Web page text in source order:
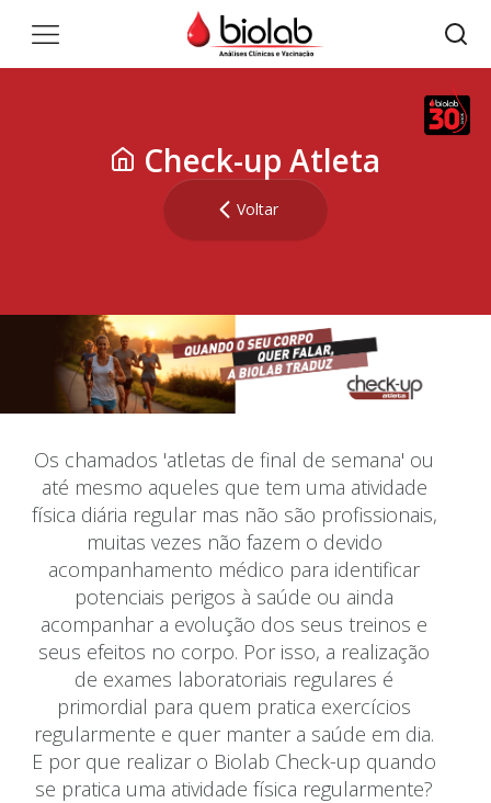
Check-up Atleta
Voltar
Os chamados 'atletas de final de semana' ou
até mesmo aqueles que tem uma atividade
física diária regular mas não são profissionais,
muitas vezes não fazem o devido
acompanhamento médico para identificar
potenciais perigos à saúde ou ainda
acompanhar a evolução dos seus treinos e
seus efeitos no corpo. Por isso, a realização
de exames laboratoriais regulares é
primordial para quem pratica exercícios
regularmente e quer manter a saúde em dia.
E por que realizar o Biolab Check-up quando
se pratica uma atividade física regularmente?